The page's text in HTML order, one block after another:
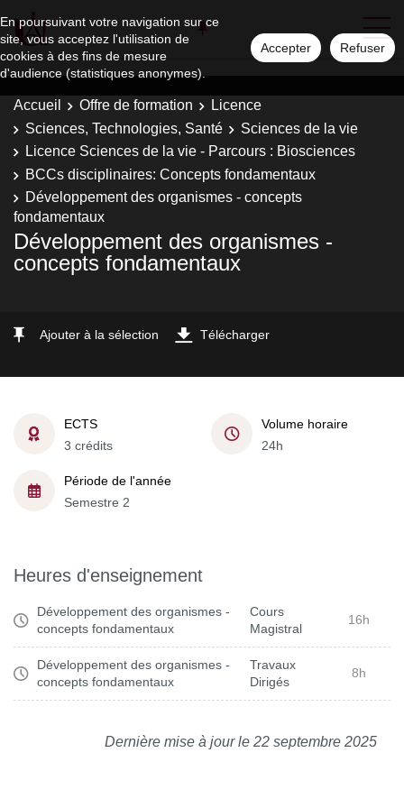
En poursuivant votre navigation sur ce
site, vous acceptez l'utilisation de
cookies à des fins de mesure
d'audience (statistiques anonymes).
Accepter Refuser
Accueil Offre de formation
Licence
Sciences, Technologies, Santé
Sciences de la vie
Licence Sciences de la vie - Parcours : Biosciences
BCCs disciplinaires: Concepts fondamentaux
Développement des organismes - concepts
fondamentaux
Développement des organismes -
concepts fondamentaux
Ajouter à la sélection Télécharger
ECTS
3 crédits
Volume horaire
24h
Période de l'année
Semestre 2
Heures d'enseignement
Développement des organismes -
concepts fondamentaux
Cours
Magistral
16h
Développement des organismes -
concepts fondamentaux
Travaux
Dirigés
8h
Dernière mise à jour le 22 septembre 2025